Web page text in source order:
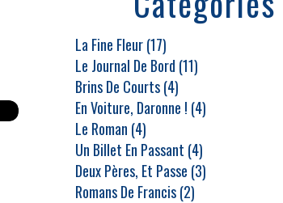
La Fine Fleur(17)
Le Journal De Bord (11)
Brins De Courts(4)
En Voiture, Daronne ! (4)
Le Roman (4)
Un Billet En Passant (4)
Deux Pères, Et Passe (3)
Romans De Francis(2)